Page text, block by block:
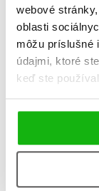
webové
oblasti
môžu príslušné
údajmi, ktoré
keď ste
Dátum vydania